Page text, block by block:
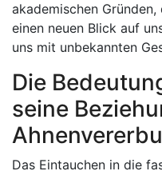
akademischen
einen neuen Blick auf
uns mit unbekannten
Die
seine
Das Eintauchen in die